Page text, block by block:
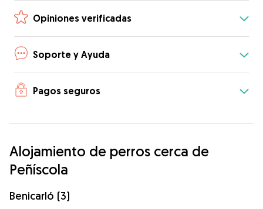
Opiniones verificadas
Soporte y Ayuda
Pagos seguros
Alojamiento de perros cerca de
Peñíscola
Benicarló (3)